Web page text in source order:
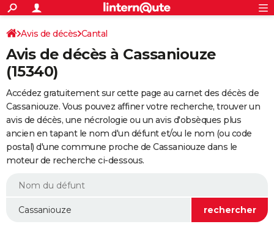
ACTUALITÉS
Politique
Société
Faits Divers
Education
Monde
Villes
+
SPORT
Coupe du monde 2026
Football
Tennis
Cyclisme
Rugby
Forum
FINANCE
Retraite
Impôts
Epargne
Immobilier
Risques naturels par ville
Banque
Assurance
Crédit
Essais
Réserver un essai
Citadines
Berlines
SUV
Forum auto
+
HIGH-TECH
Mobiles
Meilleur smartphone
Internet
Ordinateurs
Jeux vidéo
Guide high-tech
+BRICOLAGE
Forum
Aménagement intérieur
Extérieur
Cuisine
Salle de bains
Jardinage
Rangement
WEEK-END
Guides de France
Escapades
Patrimoine
Expositions
Musées
Week-end nature
LIFESTYLE
Avis de décès Cantal
Avis de décès à Cassaniouze
(15340)
Accédez gratuitement sur cette page au carnet des décès de
Cassaniouze. Vous pouvez affiner votre recherche, trouver un
avis de décès, une nécrologie ou un avis d'obsèques plus
ancien en tapant le nom d'un défunt et/ou le nom (ou code
postal) d'une commune proche de Cassaniouze dans le
moteur de recherche ci-dessous.